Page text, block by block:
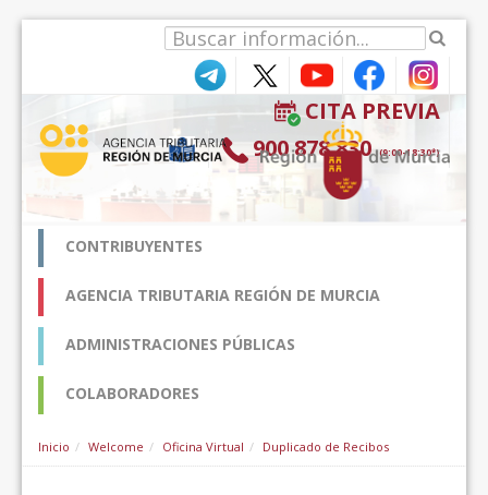
CITA PREVIA
900 878 830 (9:00-18:30*)
CONTRIBUYENTES
AGENCIA TRIBUTARIA REGIÓN DE MURCIA
ADMINISTRACIONES PÚBLICAS
COLABORADORES
Inicio Welcome Oficina Virtual Duplicado de Recibos